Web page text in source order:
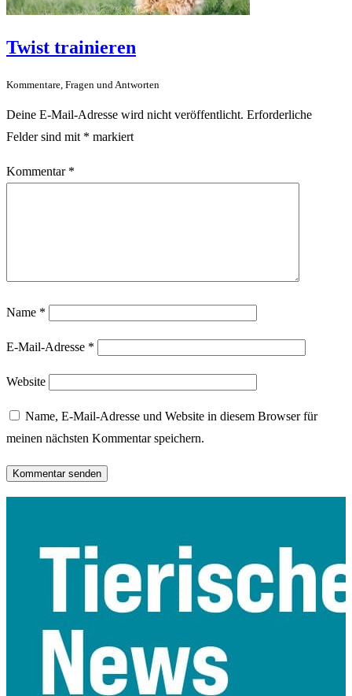
Twist trainieren
Kommentare, Fragen und Antworten
Deine E-Mail-Adresse wird nicht veröffentlicht. Erforderliche
Felder sind mit * markiert
Kommentar *
Name *
E-Mail-Adresse *
Website
Name, E-Mail-Adresse und Website in diesem Browser für
meinen nächsten Kommentar speichern.